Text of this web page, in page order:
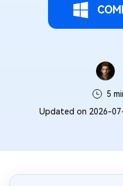
5
Updated on 2026-